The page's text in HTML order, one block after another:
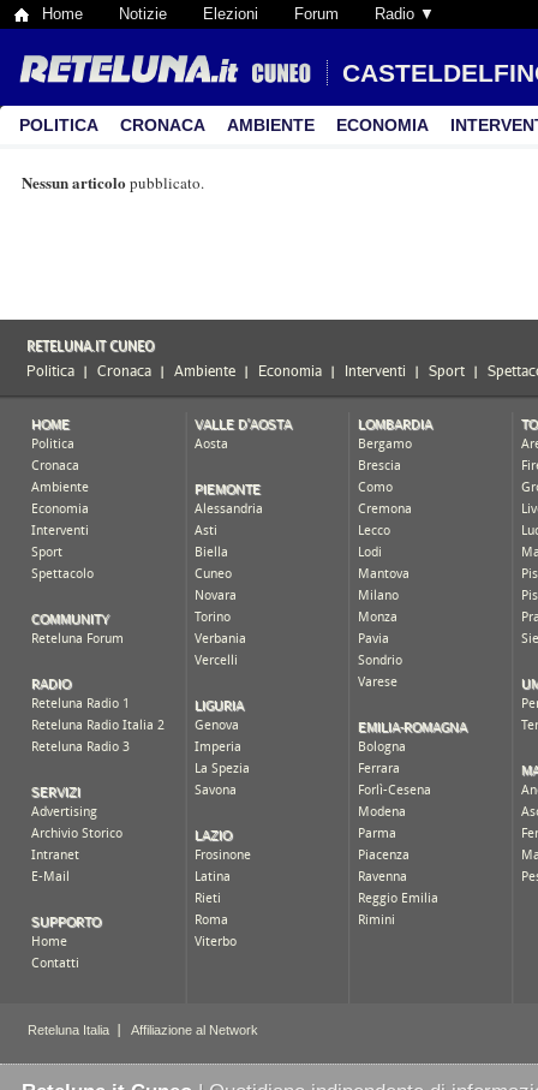
Home Notizie Elezioni Forum Radio ▼
POLITICA CRONACA AMBIENTE ECONOMIA
Nessun articolo pubblicato.